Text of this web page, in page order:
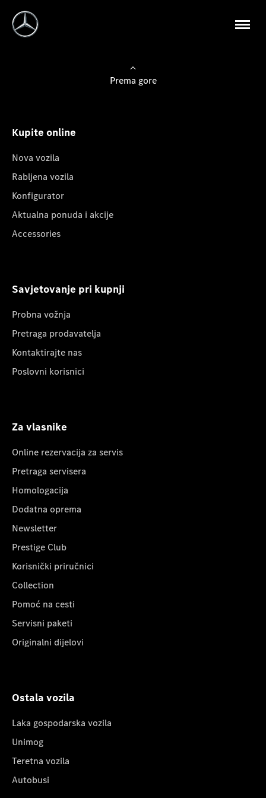
Prema gore
Kupite online
Nova vozila
Rabljena vozila
Konfigurator
Aktualna ponuda i akcije
Accessories
Savjetovanje pri kupnji
Probna vožnja
Pretraga prodavatelja
Kontaktirajte nas
Poslovni korisnici
Za vlasnike
Online rezervacija za servis
Pretraga servisera
Homologacija
Dodatna oprema
Newsletter
Prestige Club
Korisnički priručnici
Collection
Pomoć na cesti
Servisni paketi
Originalni dijelovi
Ostala vozila
Laka gospodarska vozila
Unimog
Teretna vozila
Autobusi